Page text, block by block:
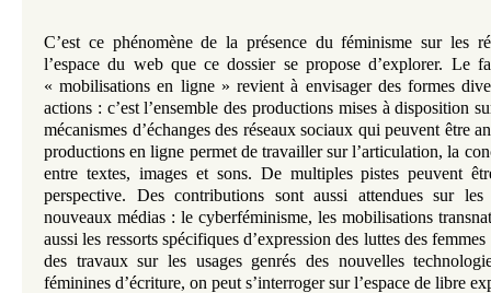
C’est ce phénomène de la présence du féminisme sur les
l’espace du web que ce dossier se propose d’explorer. Le
« mobilisations en ligne » revient à envisager des formes
actions : c’est l’ensemble des productions mises à disposition
mécanismes d’échanges des réseaux sociaux qui peuvent être
productions en ligne permet de travailler sur l’articulation, la
entre textes, images et sons. De multiples pistes peuvent
perspective. Des contributions sont aussi attendues sur les
nouveaux médias : le cyberféminisme, les mobilisations
aussi les ressorts spécifiques d’expression des luttes des
des travaux sur les usages genrés des nouvelles
féminines d’écriture, on peut s’interroger sur l’espace de libre